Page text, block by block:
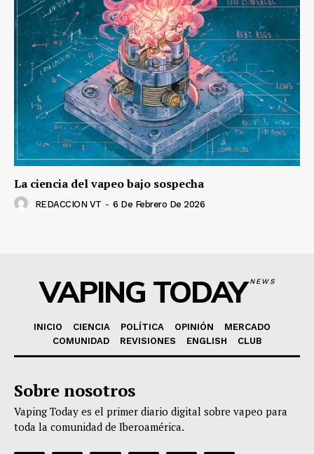
La ciencia del vapeo bajo sospecha
REDACCION VT - 6 De Febrero De 2026
VAPING TODAYNEWS
INICIO CIENCIA POLÍTICA OPINIÓN
MERCADO
COMUNIDAD
REVISIONES ENGLISH CLUB
Sobre nosotros
Vaping Today es el primer diario digital sobre vapeo para
toda la comunidad de Iberoamérica.